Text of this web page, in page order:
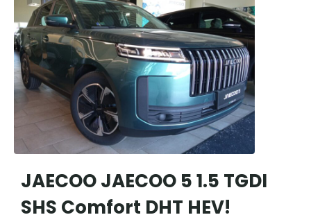
JAECOO JAECOO 5 1.5 TGDI
SHS Comfort DHT HEV!